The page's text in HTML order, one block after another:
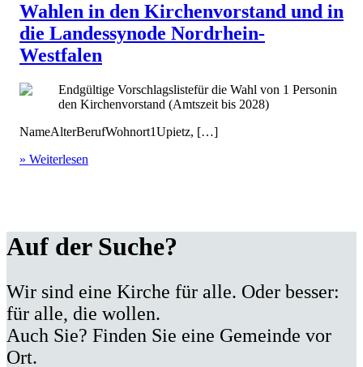
Wahlen in den Kirchenvorstand und in
die Landessynode Nordrhein-
Westfalen
Endgültige Vorschlagslistefür die Wahl von 1 Personin
den Kirchenvorstand (Amtszeit bis 2028)
NameAlterBerufWohnort1Upietz, […]
» Weiterlesen
Auf der Suche?
Wir sind eine Kirche für alle. Oder besser:
für alle, die wollen.
Auch Sie? Finden Sie eine Gemeinde vor
Ort.